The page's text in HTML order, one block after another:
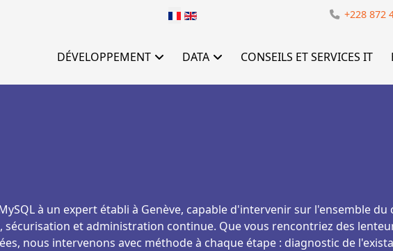
Sélectionnez votre langue +228 872
DÉVELOPPEMENT DATA CONSEILS ET SERVICES IT
à un expert établi à Genève, capable d'intervenir sur l'ensemble
et administration continue. Que vous rencontriez des
nous intervenons avec méthode à chaque étape : diagnostic de